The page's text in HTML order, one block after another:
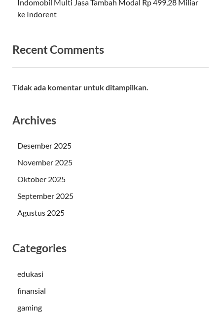
Indomobil Multi Jasa Tambah Modal Rp 499,28 Miliar
ke Indorent
Recent Comments
Tidak ada komentar untuk ditampilkan.
Archives
Desember 2025
November 2025
Oktober 2025
September 2025
Agustus 2025
Categories
edukasi
finansial
gaming